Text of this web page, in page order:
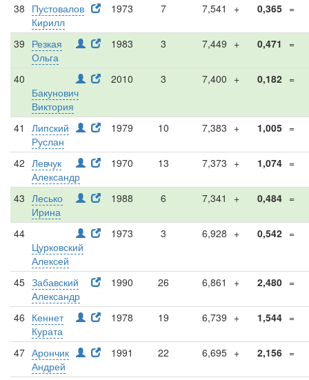
38 Пустовалов
Кирилл
1973 7 7,541 + 0,365 =
39 Резкая
Ольга
1983 3 7,449 + 0,471 =
40
Бакунович
Виктория
2010 3 7,400 + 0,182 =
41
Липский
Руслан
1979 10 7,383 + 1,005 =
42 Левчук
Александр
1970 13 7,373 + 1,074 =
43 Лесько
Ирина
1988 6 7,341 + 0,484 =
44
Цурковский
Алексей
1973 3 6,928 + 0,542 =
45 Забавский
Александр
1990 26 6,861 + 2,480 =
46 Кеннет
Курата
1978 19 6,739 + 1,544 =
47 Арончик
Андрей
1991 22 6,695 + 2,156 =